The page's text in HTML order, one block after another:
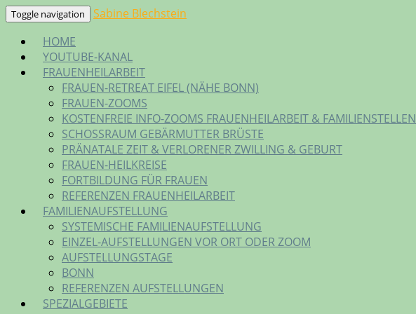
Skip
content
Toggle navigation
Sabine Blechstein
HOME
YOUTUBE-KANAL
FRAUENHEILARBEIT
FRAUEN-RETREAT EIFEL (NÄHE BONN)
FRAUEN-ZOOMS
KOSTENFREIE INFO-ZOOMS FRAUENHEILARBEIT & FAMILIENSTELLEN
SCHOSSRAUM GEBÄRMUTTER BRÜSTE
PRÄNATALE ZEIT & VERLORENER ZWILLING & GEBURT
FRAUEN-HEILKREISE
FORTBILDUNG FÜR FRAUEN
REFERENZEN FRAUENHEILARBEIT
FAMILIENAUFSTELLUNG
SYSTEMISCHE FAMILIENAUFSTELLUNG
EINZEL-AUFSTELLUNGEN VOR ORT ODER ZOOM
AUFSTELLUNGSTAGE
BONN
REFERENZEN AUFSTELLUNGEN
SPEZIALGEBIETE